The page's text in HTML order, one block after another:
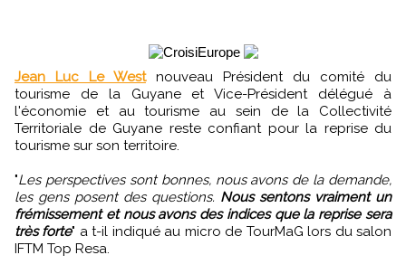
Jean Luc Le Westnouveau Président du comité du
tourisme de la Guyane et Vice-Président délégué à
l'économie et au tourisme au sein de la Collectivité
Territoriale de Guyane reste confiant pour la reprise du
tourisme sur son territoire.
"Les perspectives sont bonnes, nous avons de la demande,
les gens posent des questions. Nous sentons vraiment un
frémissement et nous avons des indices que la reprise sera
très forte" a t-il indiqué au micro de TourMaG lors du salon
IFTM Top Resa.